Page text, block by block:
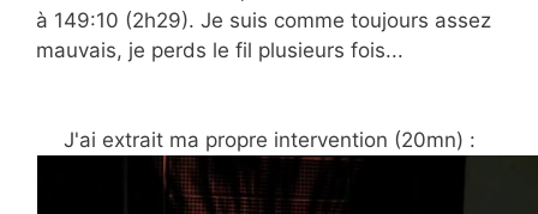
à 149:10 (2h29). Je suis comme toujours assez
mauvais, je perds le fil plusieurs fois...
J'ai extrait ma propre intervention (20mn) :